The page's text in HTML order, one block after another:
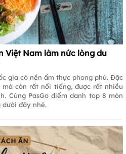
Việt Nam làm nức lòng du
gia có nền ẩm thực phong phú. Đặc
còn rất nổi tiếng, được rất nhiều
Cùng PasGo điểm danh top 8 món
dưới đây nhé.